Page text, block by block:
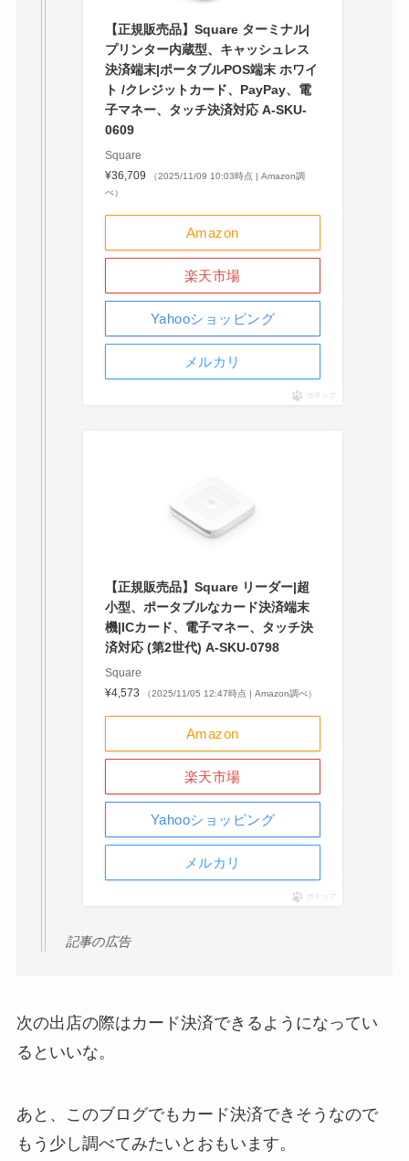
【正規販売品】Square ターミナル|
プリンター内蔵型、キャッシュレス
決済端末|ポータブルPOS端末 ホワイ
ト /クレジットカード、PayPay、電
子マネー、タッチ決済対応 A-SKU-
0609
Square
¥36,709
（2025/11/09 10:03時点 | Amazon調
べ）
Amazon
楽天市場
Yahooショッピング
メルカリ
ポチップ
【正規販売品】Square リーダー|超
小型、ポータブルなカード決済端末
機|ICカード、電子マネー、タッチ決
済対応 (第2世代) A-SKU-0798
Square
¥4,573
（2025/11/05 12:47時点 | Amazon調べ）
Amazon
楽天市場
Yahooショッピング
メルカリ
ポチップ
記事の広告
次の出店の際はカード決済できるようになってい
るといいな。
あと、このブログでもカード決済できそうなので
もう少し調べてみたいとおもいます。